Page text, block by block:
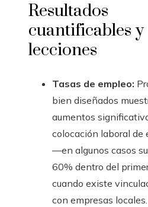
Resultados
cuantificables y
lecciones
Tasas de empleo:
bien diseñados
aumentos
colocación laboral de
—en algunos casos
60% dentro del
cuando existe
con empresas locales.